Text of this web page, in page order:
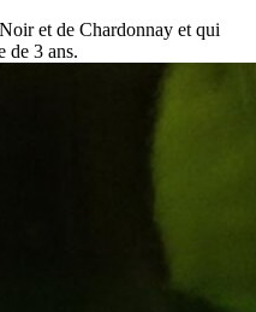
et de Chardonnay et qui
de 3 ans.